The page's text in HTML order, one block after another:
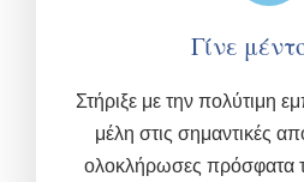
Γίνε
Στήριξε με την πολύτιμη
μέλη στις σημαντικές
ολοκλήρωσες πρόσφατα